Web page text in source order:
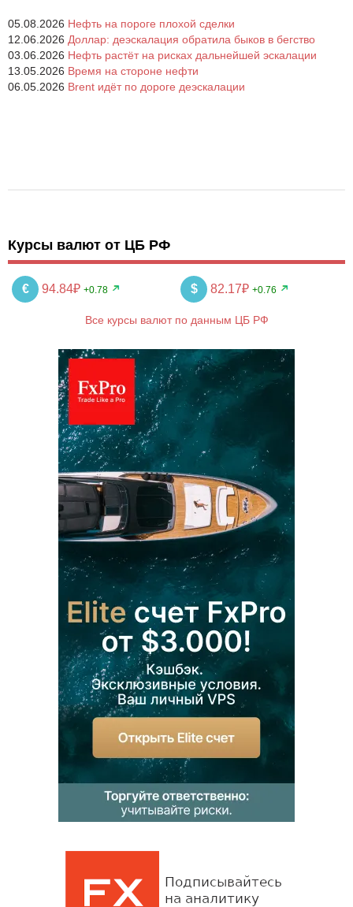
05.08.2026 Нефть на пороге плохой сделки
12.06.2026 Доллар: деэскалация обратила быков в бегство
03.06.2026 Нефть растёт на рисках дальнейшей эскалации
13.05.2026 Время на стороне нефти
06.05.2026 Brent идёт по дороге деэскалации
Курсы валют от ЦБ РФ
€ 94.84₽ +0.78 $ 82.17₽ +0.76
Все курсы валют по данным ЦБ РФ